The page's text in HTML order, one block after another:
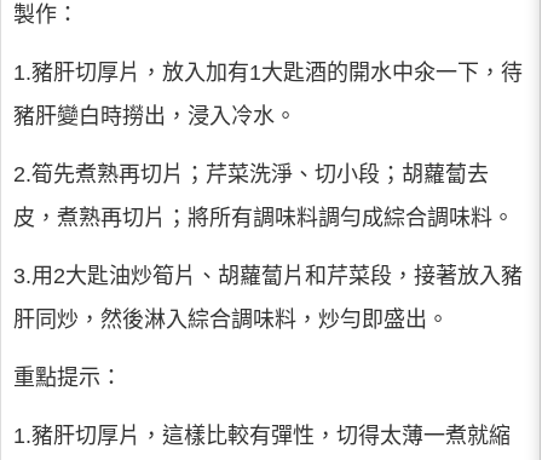
製作：
1.豬肝切厚片，放入加有1大匙酒的開水中氽一下，待
豬肝變白時撈出，浸入冷水。
2.筍先煮熟再切片；芹菜洗淨、切小段；胡蘿蔔去
皮，煮熟再切片；將所有調味料調勻成綜合調味料。
3.用2大匙油炒筍片、胡蘿蔔片和芹菜段，接著放入豬
肝同炒，然後淋入綜合調味料，炒勻即盛出。
重點提示：
1.豬肝切厚片，這樣比較有彈性，切得太薄一煮就縮